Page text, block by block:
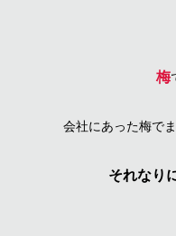
梅
会社にあった梅で
それなり